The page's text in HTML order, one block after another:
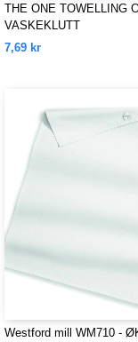
THE ONE TOWELLING
VASKEKLUTT
7,69 kr
Westford mill WM710 -